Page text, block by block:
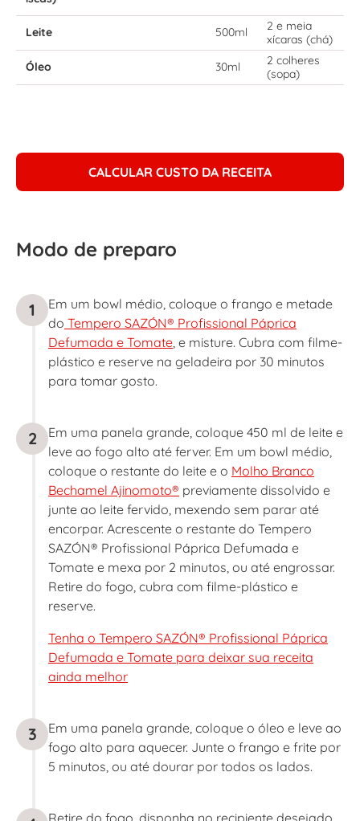
Leite 500ml
2 e meia
xícaras (chá)
Óleo
30ml
2 colheres
(sopa)
CALCULAR CUSTO DA RECEITA
Modo de preparo
1
Em um bowl médio, coloque o frango e metade
do Tempero SAZÓN® Profissional Páprica
Defumada e Tomate , e misture. Cubra com filme-
plástico e reserve na geladeira por 30 minutos
para tomar gosto.
2
Em uma panela grande, coloque 450 ml de leite e
leve ao fogo alto até ferver. Em um bowl médio,
coloque o restante do leite e o Molho Branco
Bechamel Ajinomoto® previamente dissolvido e
junte ao leite fervido, mexendo sem parar até
encorpar. Acrescente o restante do Tempero
SAZÓN® Profissional Páprica Defumada e
Tomate e mexa por 2 minutos, ou até engrossar.
Retire do fogo, cubra com filme-plástico e
reserve.
Tenha o Tempero SAZÓN® Profissional Páprica
Defumada e Tomate para deixar sua receita
ainda melhor
3
Em uma panela grande, coloque o óleo e leve ao
fogo alto para aquecer. Junte o frango e frite por
5 minutos, ou até dourar por todos os lados.
Retire do fogo, disponha no recipiente desejado,